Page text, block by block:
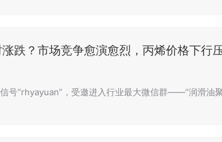
跌？市场竞争愈演愈烈，丙烯价格下行
号“rhyayuan”，受邀进入行业最大微信群——“润滑油